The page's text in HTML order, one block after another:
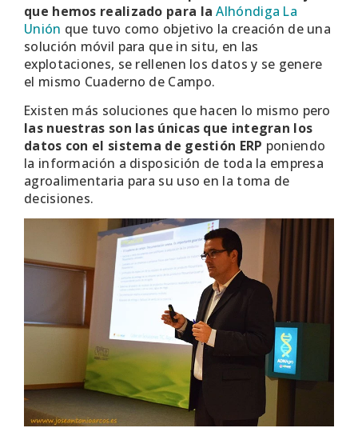
que hemos realizado para laAlhóndiga La
Unión que tuvo como objetivo la creación de una
solución móvil para que in situ, en las
explotaciones, se rellenen los datos y se genere
el mismo Cuaderno de Campo.
Existen más soluciones que hacen lo mismo pero
las nuestras son las únicas que integran los
datos con el sistema de gestión ERP poniendo
la información a disposición de toda la empresa
agroalimentaria para su uso en la toma de
decisiones.